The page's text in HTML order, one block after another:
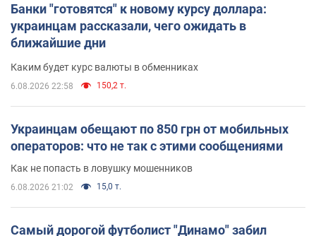
Банки "готовятся" к новому курсу доллара:
украинцам рассказали, чего ожидать в
ближайшие дни
Каким будет курс валюты в обменниках
6.08.2026 22:58 150,2 т.
Украинцам обещают по 850 грн от мобильных
операторов: что не так с этими сообщениями
Как не попасть в ловушку мошенников
6.08.2026 21:02 15,0 т.
Самый дорогой футболист "Динамо" забил